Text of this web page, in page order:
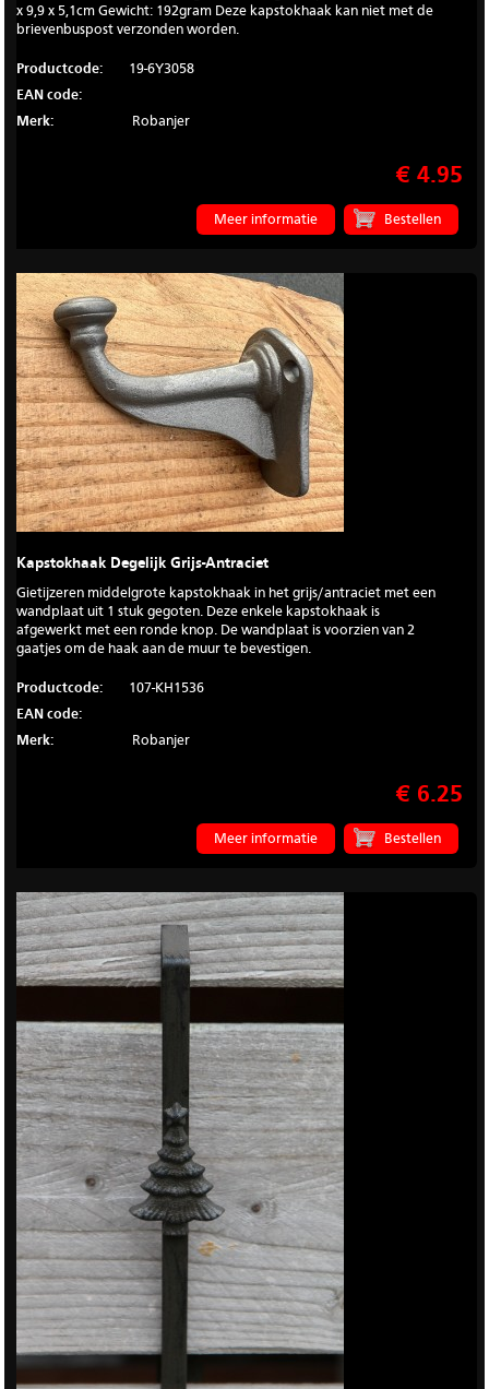
x 9,9 x 5,1cm Gewicht: 192gram Deze kapstokhaak kan niet met de
brievenbuspost verzonden worden.
Productcode:
19-6Y3058
EAN code:
Merk:
Robanjer
€ 4.95
Meer informatie
Kapstokhaak Degelijk Grijs-Antraciet
Gietijzeren middelgrote kapstokhaak in het grijs/antraciet met een
wandplaat uit 1 stuk gegoten. Deze enkele kapstokhaak is
afgewerkt met een ronde knop. De wandplaat is voorzien van 2
gaatjes om de haak aan de muur te bevestigen.
Productcode:
107-KH1536
EAN code:
Merk:
Robanjer
€ 6.25
Meer informatie